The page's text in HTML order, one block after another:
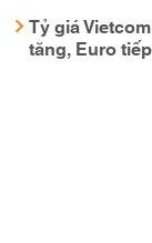
Tỷ giá
tăng, Euro